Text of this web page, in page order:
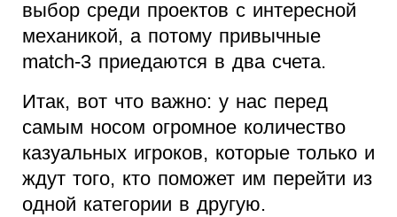
выбор среди проектов с интересной
механикой, а потому привычные
match-3 приедаются в два счета.
Итак, вот что важно: у нас перед
самым носом огромное количество
казуальных игроков, которые только и
ждут того, кто поможет им перейти из
одной категории в другую.